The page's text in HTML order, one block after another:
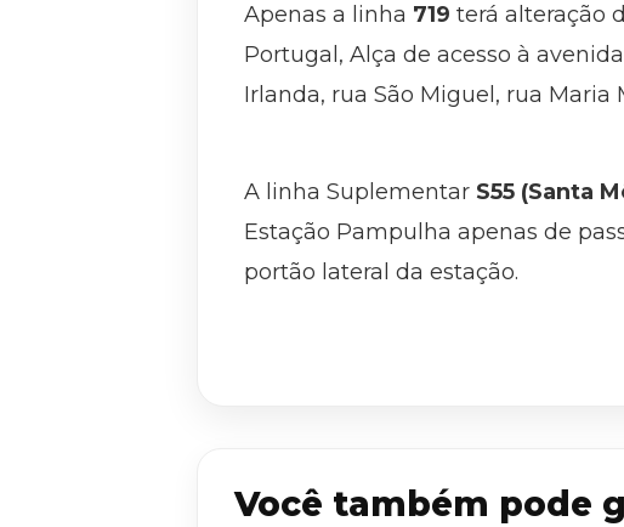
Apenas a linha 719 terá alteração
Portugal, Alça de acesso à
Irlanda, rua São Miguel, rua Maria
A linha Suplementar S55 (Santa
Estação Pampulha apenas de
portão lateral da estação.
Você também pode